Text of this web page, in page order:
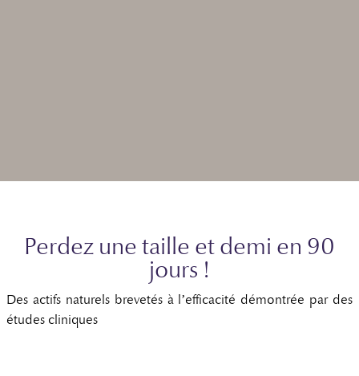
Perdez une taille et demi en 90
jours !
Des actifs naturels brevetés à l’efficacité démontrée par des
études cliniques